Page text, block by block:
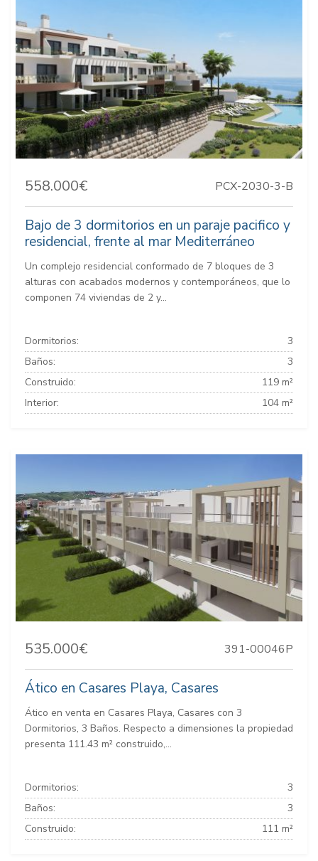
558.000€ PCX-2030-3-B
Bajo de 3 dormitorios en un paraje pacifico y
residencial, frente al mar Mediterráneo
Un complejo residencial conformado de 7 bloques de 3
alturas con acabados modernos y contemporáneos, que lo
componen 74 viviendas de 2 y...
Dormitorios:
3
Baños:
3
Construido:
119 m²
Interior:
104 m²
535.000€ 391-00046P
Ático en Casares Playa, Casares
Ático en venta en Casares Playa, Casares con 3
Dormitorios, 3 Baños. Respecto a dimensiones la propiedad
presenta 111.43 m² construido,...
Dormitorios:
3
Baños:
3
Construido:
111 m²